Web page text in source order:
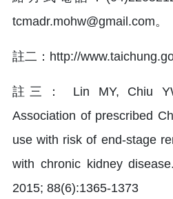
tcmadr.mohw@gmail.com。
註二：http://
註三： Lin MY, Chiu
Association of prescribed
use with risk of end-stage
with chronic kidney
2015; 88(6):1365-1373